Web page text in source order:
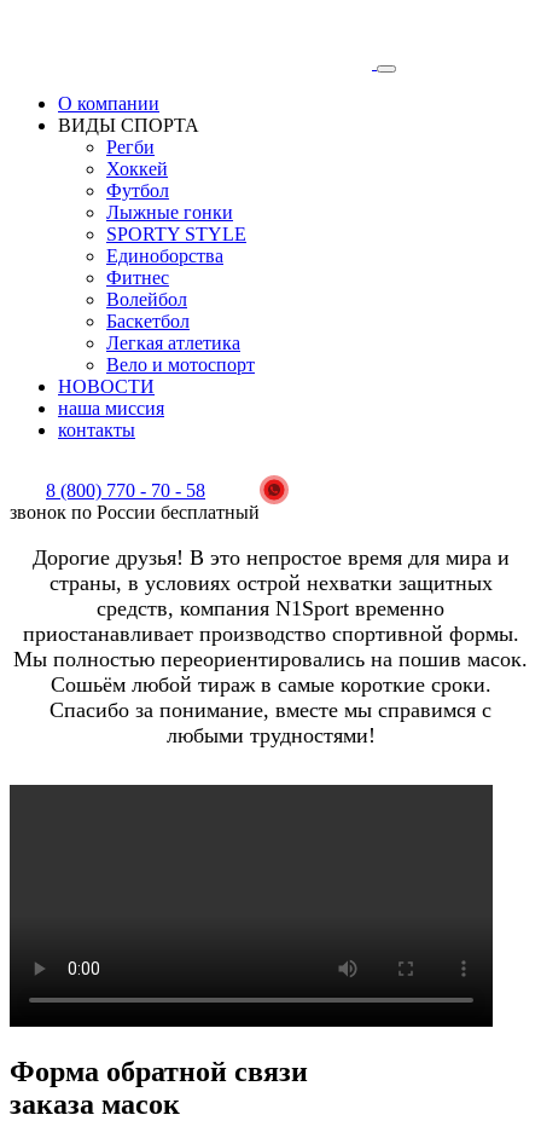
О компании
ВИДЫ СПОРТА
Регби
Хоккей
Футбол
Лыжные гонки
SPORTY STYLE
Единоборства
Фитнес
Волейбол
Баскетбол
Легкая атлетика
Вело и мотоспорт
НОВОСТИ
наша миссия
контакты
8 (800) 770 - 70 - 58
звонок по России бесплатный
Дорогие друзья! В это непростое время для мира и
страны, в условиях острой нехватки защитных
средств, компания N1Sport временно
приостанавливает производство спортивной формы.
Мы полностью переориентировались на пошив масок.
Сошьём любой тираж в самые короткие сроки.
Спасибо за понимание, вместе мы справимся с
любыми трудностями!
Форма обратной связи
заказа масок